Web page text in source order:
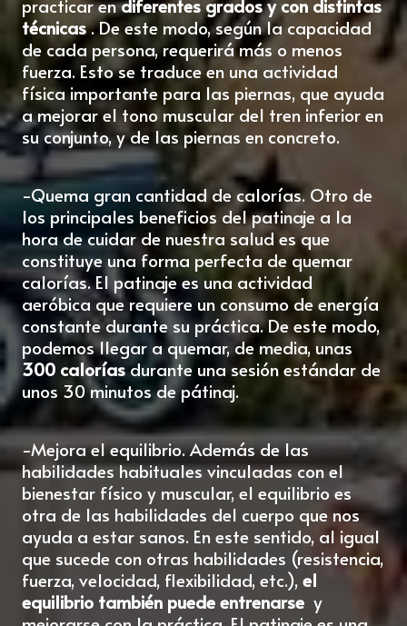
practicar endiferentes grados y con distintas
técnicas. De este modo, según la capacidad
de cada persona, requerirá más o menos
fuerza. Esto se traduce en una actividad
física importante para las piernas, que ayuda
a mejorar el tono muscular del tren inferior en
su conjunto, y de las piernas en concreto.
-Quema gran cantidad de calorías. Otro de
los principales beneficios del patinaje a la
hora de cuidar de nuestra salud es que
constituye una forma perfecta de quemar
calorías. El patinaje es una actividad
aeróbica que requiere un consumo de energía
constante durante su práctica. De este modo,
podemos llegar a quemar, de media, unas
300 caloríasdurante una sesión estándar de
unos 30 minutos de pátinaj.
-Mejora el equilibrio. Además de las
habilidades habituales vinculadas con el
bienestar físico y muscular, el equilibrio es
otra de las habilidades del cuerpo que nos
ayuda a estar sanos. En este sentido, al igual
que sucede con otras habilidades (resistencia,
fuerza, velocidad, flexibilidad, etc.), el
equilibrio también puede entrenarse y